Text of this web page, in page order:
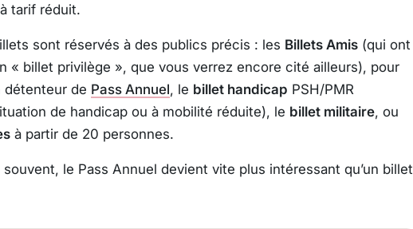
tarif réduit.
sont réservés à des publics précis : les Billets Amis(qui ont
« billet privilège », que vous verrez encore cité ailleurs), pour
détenteur de Pass Annuel, le billet handicap PSH/PMR
de handicap ou à mobilité réduite), le billet militaire, ou
à partir de 20 personnes.
le Pass Annuel devient vite plus intéressant qu’un billet